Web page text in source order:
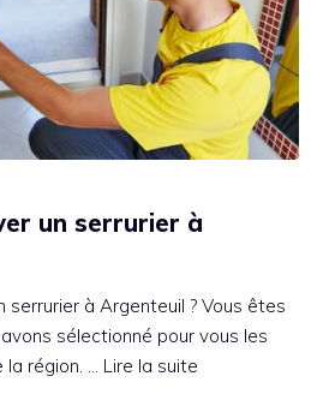
un serrurier à
serrurier à Argenteuil ? Vous êtes
sélectionné pour vous les
région. … Lire la suite